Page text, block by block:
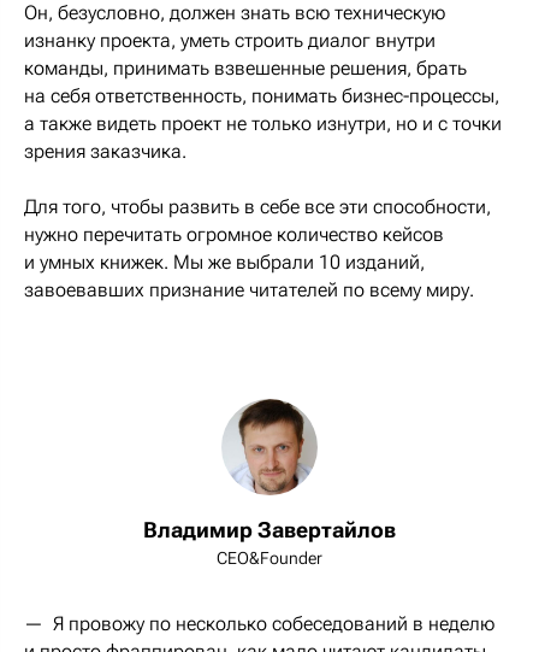
Он, безусловно, должен знать всю техническую
изнанку проекта, уметь строить диалог внутри
команды, принимать взвешенные решения, брать
на себя ответственность, понимать бизнес-процессы,
а также видеть проект не только изнутри, но и с точки
зрения заказчика.
Для того, чтобы развить в себе все эти способности,
нужно перечитать огромное количество кейсов
и умных книжек. Мы же выбрали 10 изданий,
завоевавших признание читателей по всему миру.
Владимир Завертайлов
CEO&Founder
— Я провожу по несколько собеседований в неделю